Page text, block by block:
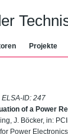
Projekte
ELSA-ID:247
of a Power
J. Böcker, in:
Power